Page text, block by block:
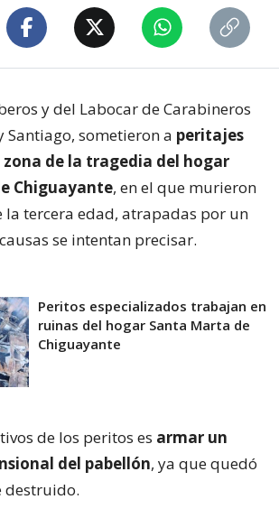
y del Labocar de Carabineros
Santiago, sometieron a peritajes
de la tragedia del hogar
Chiguayante, en el que murieron
la tercera edad, atrapadas por un
se intentan precisar.
Peritos especializados trabajan en
ruinas del hogar Santa Marta de
Chiguayante
de los peritos es armar un
del pabellón, ya que quedó
destruido.